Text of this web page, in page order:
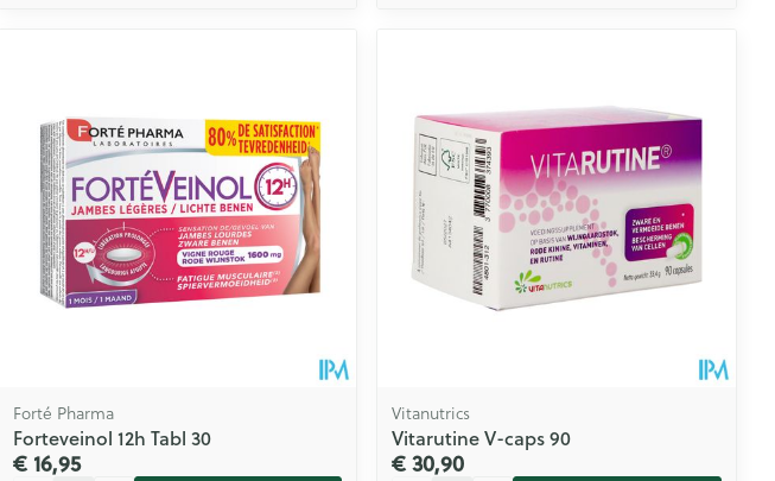
Forté Pharma
Forteveinol 12h Tabl 30
€ 16,95
Vitanutrics
Vitarutine V-caps 90
€ 30,90